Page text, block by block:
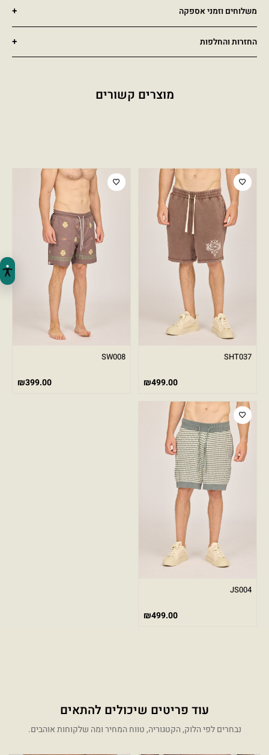
משלוחים וזמני אספקה
החזרות והחלפות
מוצרים קשורים
SHT037
₪499.00
SW008
₪399.00
JS004
₪499.00
עוד פריטים שיכולים להתאים
נבחרים לפי הלוק, הקטגוריה, טווח המחיר ומה שלקוחות אוהבים.